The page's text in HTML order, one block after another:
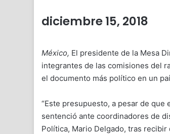
diciembre 15, 2018
México, El presidente de la Mesa
integrantes de las comisiones del
el documento más político en un
“Este presupuesto, a pesar de que
sentenció ante coordinadores de
Política, Mario Delgado, tras